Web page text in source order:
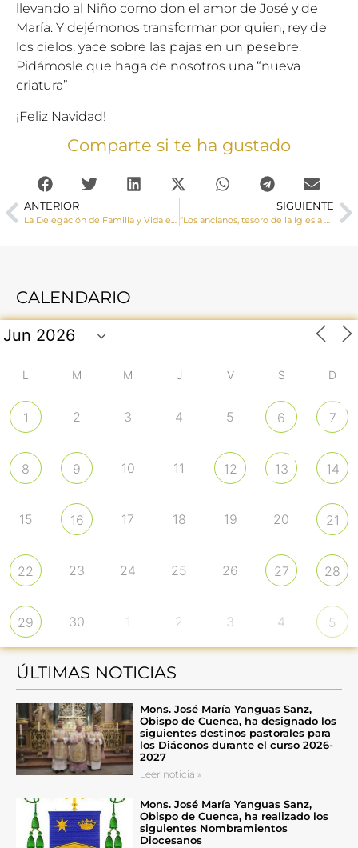
llevando al Niño como don el amor de José y de
María. Y dejémonos transformar por quien, rey de
los cielos, yace sobre las pajas en un pesebre.
Pidámosle que haga de nosotros una “nueva
criatura”
¡Feliz Navidad!
Comparte si te ha gustado
ANTERIOR
La Delegación de Familia y Vida elabora una guía para ayudar a vivir y descubrir que la verdadera razón de nuestra Navidad es JESÚS
SIGUIENTE
“Los ancianos, tesoro de la Iglesia y la sociedad”, lema de la Jornada de la Sagrada Familia 2020
CALENDARIO
L M M J V S D
1 2 3 4 5 6 7
8 9 10 11 12 13 14
15 16 17 18 19 20 21
22 23 24 25 26 27 28
29 30 1 2 3 4 5
ÚLTIMAS NOTICIAS
Mons. José María Yanguas Sanz,
Obispo de Cuenca, ha designado los
siguientes destinos pastorales para
los Diáconos durante el curso 2026-
2027
Leer noticia »
Mons. José María Yanguas Sanz,
Obispo de Cuenca, ha realizado los
siguientes Nombramientos
Diocesanos